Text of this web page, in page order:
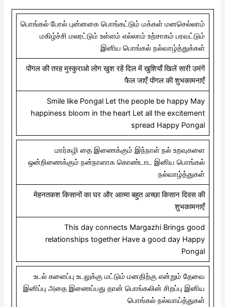
பொங்கல் போல் புன்னகை பொங்கட்டும் மக்கள் மனசெல்லாம்
மகிழ்ச்சி மலரட்டும் உள்ளம் எல்லாம் உற்சாகம் பரவட்டும்
இனிய பொங்கல் நல்வாழ்த்துக்கள்
पोंगल की तरह मुस्कुराओ लोग खुश रहें दिल में खुशियाँ खिलें सारी उमंगें
फैल जाएँ पोंगल की शुभकामनाएँ
Smile like Pongal Let the people be happy May
happiness bloom in the heart Let all the excitement
spread Happy Pongal
மார்கழி தை இணைக்கும் இந்நாள் நல் உறவுகளை
ஒன்றிணைக்கும் நன்நாளாக கொண்டாட இனிய பொங்கல்
நல்வாழ்த்துகள்
मेहनतकश किसानों का घर और आत्मा बहुत अच्छा किसान दिवस की
शुभकामनाएँ
This day connects Margazhi Brings good
relationships together Have a good day Happy
Pongal
உடல் களைப்பு உடலுக்கு மட்டும் மனதிற்கு என்றும் தேவை
இனிப்பு அதை இணைப்பது தான் பொங்கலின் சிறப்பு இனிய
பொங்கல் நல்வாய்த்துகள்